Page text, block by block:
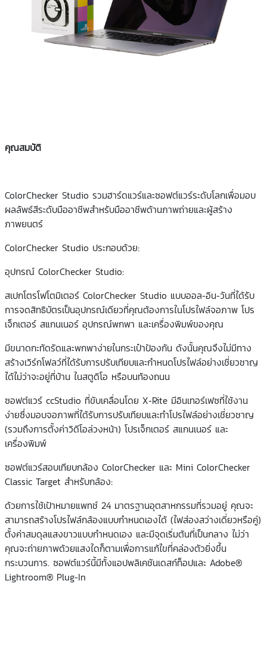
คุณสมบัติ
ColorChecker Studio รวมฮาร์ดแวร์และซอฟต์แวร์ระดับโลกเพื่อมอบ
ผลลัพธ์สีระดับมืออาชีพสำหรับมืออาชีพด้านภาพถ่ายและผู้สร้าง
ภาพยนตร์
ColorChecker Studio ประกอบด้วย:
อุปกรณ์ ColorChecker Studio:
สเปกโตรโฟโตมิเตอร์ ColorChecker Studio แบบออล-อิน-วันที่ได้รับ
การจดสิทธิบัตรเป็นอุปกรณ์เดียวที่คุณต้องการในโปรไฟล์จอภาพ โปร
เจ็กเตอร์ สแกนเนอร์ อุปกรณ์พกพา และเครื่องพิมพ์ของคุณ
มีขนาดกะทัดรัดและพกพาง่ายในกระเป๋าป้องกัน ดังนั้นคุณจึงไม่มีทาง
สร้างเวิร์กโฟลว์ที่ได้รับการปรับเทียบและกำหนดโปรไฟล์อย่างเชี่ยวชาญ
ได้ไม่ว่าจะอยู่ที่บ้าน ในสตูดิโอ หรือบนท้องถนน
ซอฟต์แวร์ ccStudio ที่ขับเคลื่อนโดย X-Rite มีอินเทอร์เฟซที่ใช้งาน
ง่ายซึ่งมอบจอภาพที่ได้รับการปรับเทียบและทำโปรไฟล์อย่างเชี่ยวชาญ
(รวมถึงการตั้งค่าวิดีโอล่วงหน้า) โปรเจ็กเตอร์ สแกนเนอร์ และ
เครื่องพิมพ์
ซอฟต์แวร์สอบเทียบกล้อง ColorChecker และ Mini ColorChecker
Classic Target สำหรับกล้อง:
ด้วยการใช้เป้าหมายแพทช์ 24 มาตรฐานอุตสาหกรรมที่รวมอยู่ คุณจะ
สามารถสร้างโปรไฟล์กล้องแบบกำหนดเองได้ (ไฟส่องสว่างเดี่ยวหรือคู่)
ตั้งค่าสมดุลแสงขาวแบบกำหนดเอง และมีจุดเริ่มต้นที่เป็นกลาง ไม่ว่า
คุณจะถ่ายภาพด้วยแสงใดก็ตามเพื่อการแก้ไขที่คล่องตัวยิ่งขึ้น
กระบวนการ. ซอฟต์แวร์นี้มีทั้งแอปพลิเคชันเดสก์ท็อปและ Adobe®
Lightroom® Plug-In